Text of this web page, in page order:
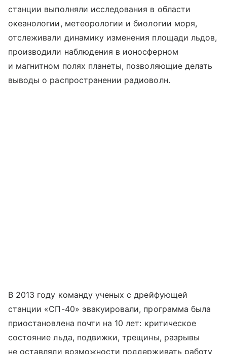
станции выполняли исследования в области
океанологии, метеорологии и биологии моря,
отслеживали динамику изменения площади льдов,
производили наблюдения в ионосферном
и магнитном полях планеты, позволяющие делать
выводы о распространении радиоволн.
В 2013 году команду ученых с дрейфующей
станции «СП-40» эвакуировали, программа была
приостановлена почти на 10 лет: критическое
состояние льда, подвижки, трещины, разрывы
не оставляли возможности поддерживать работу